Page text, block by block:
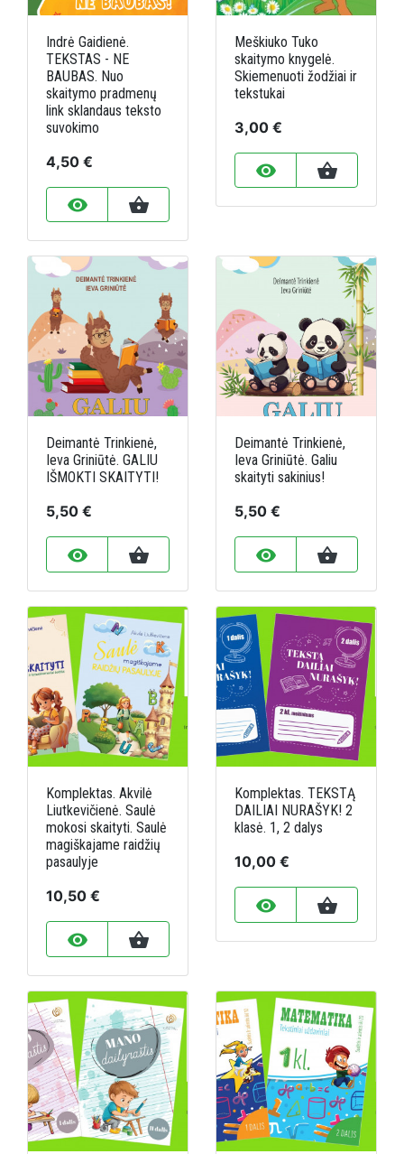
Indrė Gaidienė.
TEKSTAS - NE
BAUBAS. Nuo
skaitymo pradmenų
link sklandaus teksto
suvokimo
4,50 €
remove_red_eye shopping_basket
Meškiuko Tuko
skaitymo knygelė.
Skiemenuoti žodžiai ir
tekstukai
3,00 €
remove_red_eye shopping_basket
Deimantė Trinkienė,
Ieva Griniūtė. GALIU
IŠMOKTI SKAITYTI!
5,50 €
remove_red_eye shopping_basket
Deimantė Trinkienė,
Ieva Griniūtė. Galiu
skaityti sakinius!
5,50 €
remove_red_eye shopping_basket
Komplektas. Akvilė
Liutkevičienė. Saulė
mokosi skaityti. Saulė
magiškajame raidžių
pasaulyje
10,50 €
remove_red_eye shopping_basket
Komplektas. TEKSTĄ
DAILIAI NURAŠYK! 2
klasė. 1, 2 dalys
10,00 €
remove_red_eye shopping_basket